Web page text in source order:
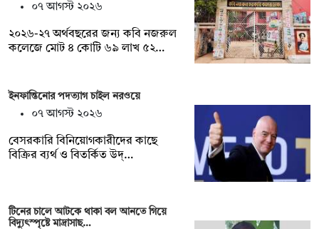
০৭ আগস্ট ২০২৬
২০২৬-২৭ অর্থবছরের জন্য কবি নজরুল
কলেজে মোট ৪ কোটি ৬৯ লাখ ৫২…
ইনফান্তিনোর পদত্যাগ চাইল নরওয়ে
০৭ আগস্ট ২০২৬
বেসরকারি বিনিয়োগকারীদের কাছে
বিক্রির ব্যর্থ ও বিতর্কিত উদ্…
টিনের চালে আটকে থাকা বল আনতে গিয়ে
বিদ্যুৎস্পৃষ্টে মাদ্রাসাছ…